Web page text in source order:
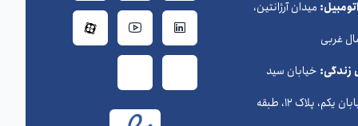
میدان آرژانتین،
غربی
خیابان سید
حسن نصرالله (وزراء) ، خیابان یکم، پلاک 12، طبقه